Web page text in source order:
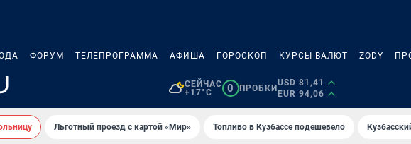
ФОРУМ ТЕЛЕПРОГРАММА АФИША ГОРОСКОП КУРСЫ ВАЛЮТ ZODY
СЕЙЧАС
+17°C
0 ПРОБКИ
USD 81,41
EUR 94,06
Льготный проезд с картой «Мир» Топливо в Кузбассе подешевело